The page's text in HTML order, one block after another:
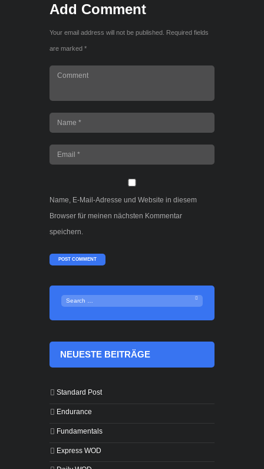
Add Comment
Your email address will not be published. Required fields
are marked *
Name, E-Mail-Adresse und Website in diesem
Browser für meinen nächsten Kommentar
speichern.
NEUESTE BEITRÄGE
Standard Post
Endurance
Fundamentals
Express WOD